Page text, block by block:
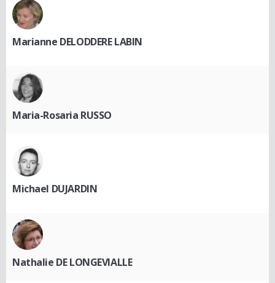
Marianne DELODDERE LABIN
Maria-Rosaria RUSSO
Michael DUJARDIN
Nathalie DE LONGEVIALLE